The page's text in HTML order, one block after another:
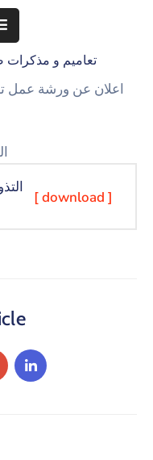
تعاميم و مذكرات
اعلان عن ورشة عمل
[ download ]